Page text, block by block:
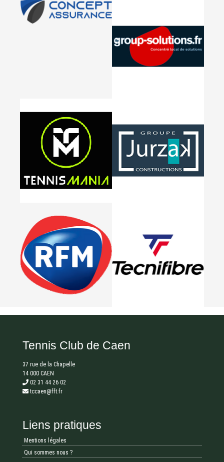
Tennis Club de Caen
37 rue de la Chapelle
14 000 CAEN
02 31 44 26 02
tccaen@fft.fr
Liens pratiques
Mentions légales
Qui sommes nous ?